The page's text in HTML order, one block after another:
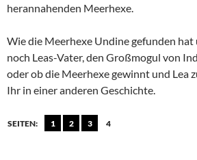
herannahenden Meerhexe.
Wie die Meerhexe Undine gefunden hat
noch Leas-Vater, den Großmogul von
oder ob die Meerhexe gewinnt und Lea
Ihr in einer anderen Geschichte.
SEITEN: 1 2 3 4